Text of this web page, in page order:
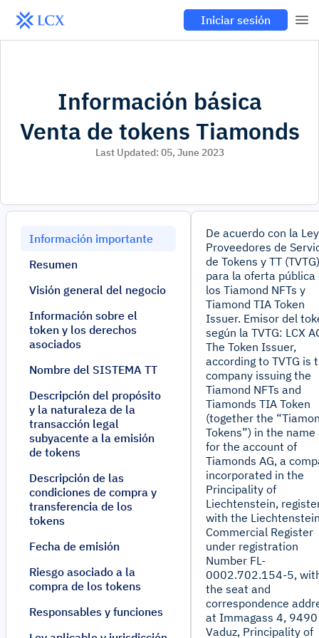
Iniciar sesión
Información básica
Venta de tokens Tiamonds
Last Updated: 05, June 2023
Información importante
Resumen
Visión general del negocio
Información sobre el
token y los derechos
asociados
Nombre del SISTEMA TT
Descripción del propósito
y la naturaleza de la
transacción legal
subyacente a la emisión
de tokens
Descripción de las
condiciones de compra y
transferencia de los
tokens
Fecha de emisión
Riesgo asociado a la
compra de los tokens
Responsables y funciones
De acuerdo con la
Proveedores de
de Tokens y TT (TVTG)
para la oferta pública
los Tiamond NFTs y
Tiamond TIA Token
Issuer. Emisor del
según la TVTG: LCX
The Token Issuer,
according to TVTG is
company issuing the
Tiamond NFTs and
Tiamonds TIA Token
(together the
Tokens”) in the name
for the account of
Tiamonds AG, a
incorporated in the
Principality of
Liechtenstein,
with the
Commercial Register
under registration
Number FL-
0002.702.154-5,
the seat and
correspondence
at Immagass 4, 9490
Vaduz, Principality of